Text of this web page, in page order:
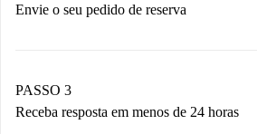
antecipadamente.
Envie o seu pedido de reserva
Não cobramos nada até que o
PASSO 3
Receba resposta em menos de 24 horas